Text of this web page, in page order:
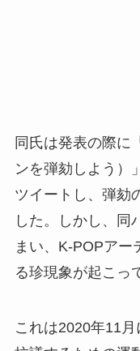
同氏は発表の際に
ンを弾劾しよう）
ツイートし、弾劾
した。しかし、同
まい、K-POPアー
る珍現象が起こっ
これは2020年11